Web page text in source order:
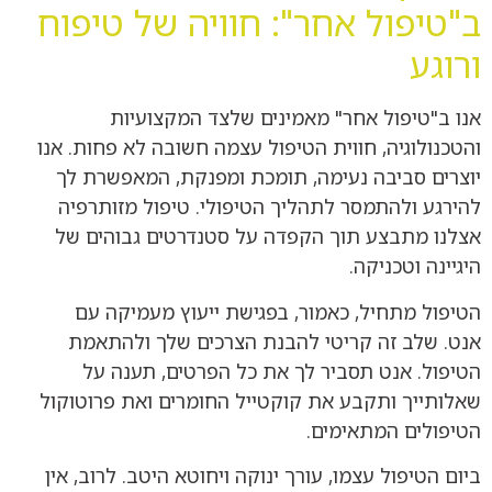
ב"טיפול אחר": חוויה של טיפוח
ורוגע
אנו ב"טיפול אחר" מאמינים שלצד המקצועיות
והטכנולוגיה, חווית הטיפול עצמה חשובה לא פחות. אנו
יוצרים סביבה נעימה, תומכת ומפנקת, המאפשרת לך
להירגע ולהתמסר לתהליך הטיפולי. טיפול מזותרפיה
אצלנו מתבצע תוך הקפדה על סטנדרטים גבוהים של
היגיינה וטכניקה.
הטיפול מתחיל, כאמור, בפגישת ייעוץ מעמיקה עם
אנט. שלב זה קריטי להבנת הצרכים שלך ולהתאמת
הטיפול. אנט תסביר לך את כל הפרטים, תענה על
שאלותייך ותקבע את קוקטייל החומרים ואת פרוטוקול
הטיפולים המתאימים.
ביום הטיפול עצמו, עורך ינוקה ויחוטא היטב. לרוב, אין